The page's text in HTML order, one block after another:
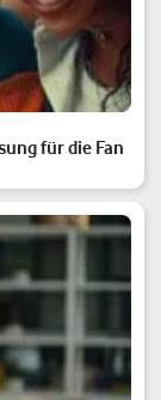
für die Fan